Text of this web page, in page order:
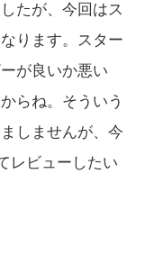
たが、今回はス
ります。スター
が良いか悪い
らね。そういう
しませんが、今
レビューしたい